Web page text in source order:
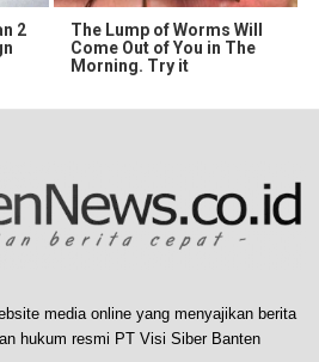
2
The Lump of Worms Will
Come Out of You in The
Morning. Try it
media online yang menyajikan berita
hukum resmi PT Visi Siber Banten